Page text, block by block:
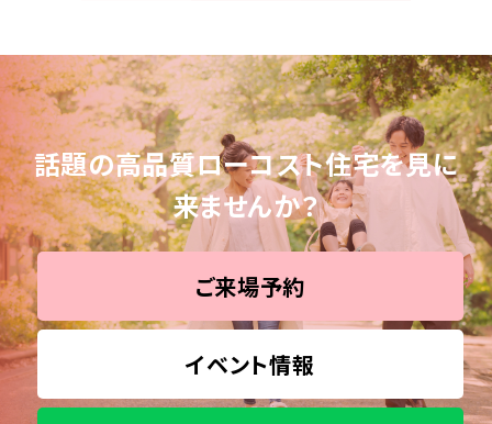
話題の高品質ローコスト住宅を見に
来ませんか？
ご来場予約
イベント情報